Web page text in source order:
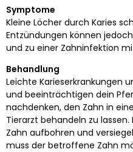
Symptome
Kleine Löcher durch Karies
Entzündungen können
und zu einer Zahninfektion
Behandlung
Leichte Karieserkrankungen
und beeinträchtigen dein
nachdenken, den Zahn in
Tierarzt behandeln zu
Zahn aufbohren und
muss der betroffene Zahn